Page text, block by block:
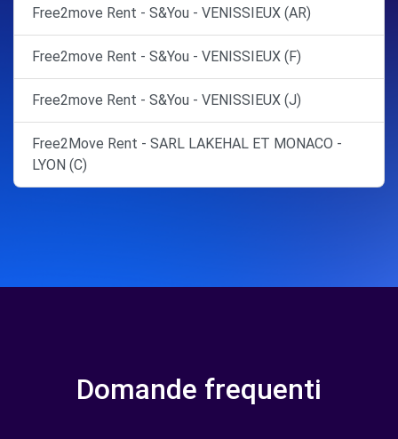
Free2move Rent - S&You - VENISSIEUX (AR)
Free2move Rent - S&You - VENISSIEUX (F)
Free2move Rent - S&You - VENISSIEUX (J)
Free2Move Rent - SARL LAKEHAL ET MONACO -
LYON (C)
Domande frequenti